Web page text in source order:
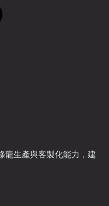
龍生產與客製化能力，建